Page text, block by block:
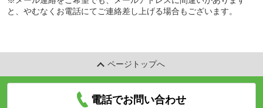
と、やむなくお電話にてご連絡差し上げる場合もございます。
ページトップへ
電話でお問い合わせ